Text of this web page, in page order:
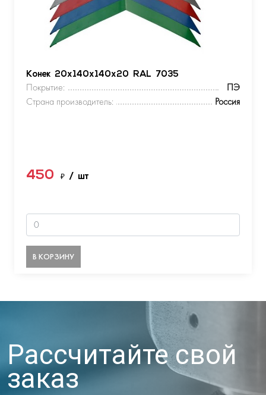
Конек 20х140х140х20 RAL 7035
Покрытие:
ПЭ
Страна производитель:
Россия
450 ₽ / шт
В КОРЗИНУ
Рассчитайте свой
заказ